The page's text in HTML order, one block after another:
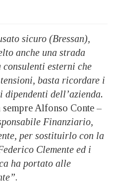
sicuro (Bressan),
anche una strada
esterni che
basta ricordare i
dell’azienda.
sempre Alfonso Conte –
Finanziario,
per sostituirlo con la
Clemente ed i
ha portato alle
.